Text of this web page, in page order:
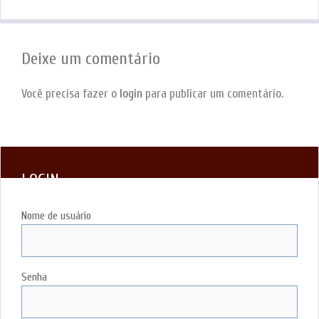
Deixe um comentário
Você precisa fazer o login para publicar um comentário.
LOGIN
Nome de usuário
Senha